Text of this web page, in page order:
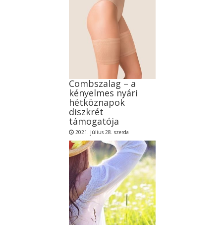
Combszalag – a
kényelmes nyári
hétköznapok
diszkrét
támogatója
2021. július 28. szerda